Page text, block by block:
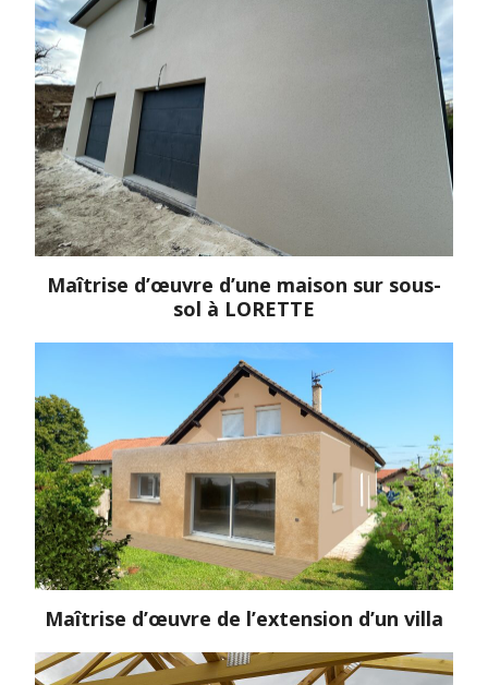
Maîtrise d’œuvre d’une maison sur sous-
sol à LORETTE
Maîtrise d’œuvre de l’extension d’un villa